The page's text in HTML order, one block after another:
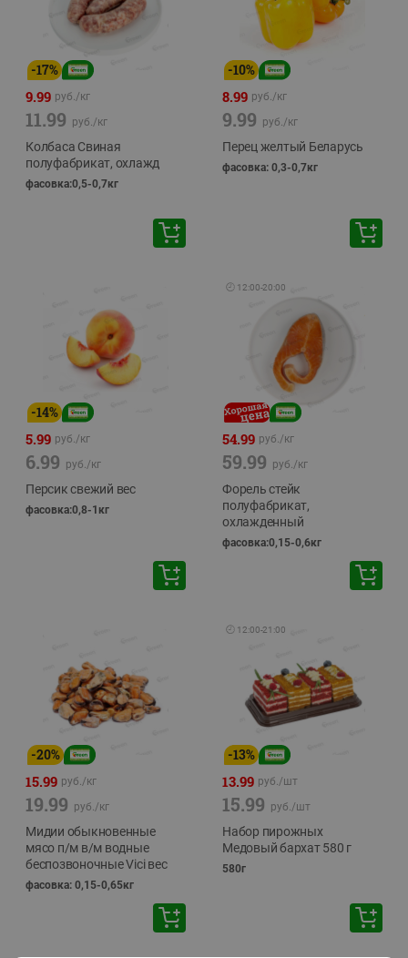
-17%
9.99 руб./кг
11.99 руб./кг
Колбаса Свиная
полуфабрикат, охлажд
фасовка:0,5-0,7кг
-10%
8.99 руб./кг
9.99 руб./кг
Перец желтый Беларусь
фасовка: 0,3-0,7кг
-14%
5.99 руб./кг
6.99 руб./кг
Персик свежий вес
фасовка:0,8-1кг
🕘 12:00-20:00
54.99 руб./кг
59.99 руб./кг
Форель стейк
полуфабрикат,
охлажденный
фасовка:0,15-0,6кг
-20%
15.99 руб./кг
19.99 руб./кг
Мидии обыкновенные
мясо п/м в/м водные
беспозвоночные Vici вес
фасовка: 0,15-0,65кг
🕘 12:00-21:00
-13%
13.99 руб./шт
15.99 руб./шт
Набор пирожных
Медовый бархат 580 г
580г